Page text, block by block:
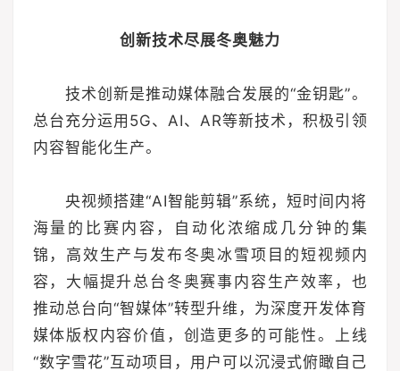
创新技术尽展冬奥魅力
技术创新是推动媒体融合发展的“金钥匙”。
总台充分运用5G、AI、AR等新技术，积极引领
内容智能化生产。
央视频搭建“AI智能剪辑”系统，短时间内将
海量的比赛内容，自动化浓缩成几分钟的集
锦，高效生产与发布冬奥冰雪项目的短视频内
容，大幅提升总台冬奥赛事内容生产效率，也
推动总台向“智媒体”转型升维，为深度开发体育
媒体版权内容价值，创造更多的可能性。上线
“数字雪花”互动项目，用户可以沉浸式俯瞰自己